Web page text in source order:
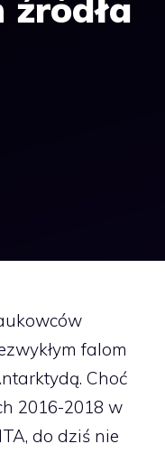
źródła
falom
Choć
2016-2018 w
do dziś nie